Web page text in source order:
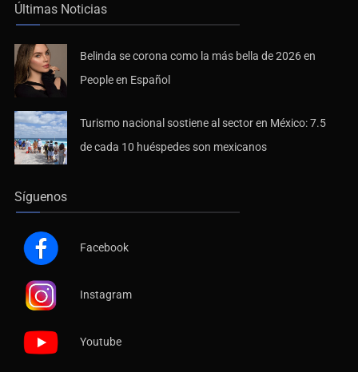
Últimas Noticias
Belinda se corona como la más bella de 2026 en
People en Español
Turismo nacional sostiene al sector en México: 7.5
de cada 10 huéspedes son mexicanos
Síguenos
Facebook
Instagram
Youtube